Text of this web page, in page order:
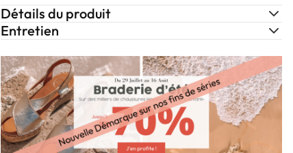
Détails du produit
Entretien